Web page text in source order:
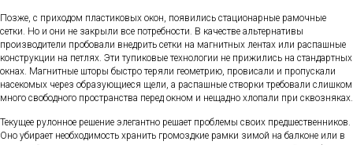
Позже, с приходом пластиковых окон, появились стационарные рамочные
сетки. Но и они не закрыли все потребности. В качестве альтернативы
производители пробовали внедрить сетки на магнитных лентах или распашные
конструкции на петлях. Эти тупиковые технологии не прижились на стандартных
окнах. Магнитные шторы быстро теряли геометрию, провисали и пропускали
насекомых через образующиеся щели, а распашные створки требовали слишком
много свободного пространства перед окном и нещадно хлопали при сквозняках.
Текущее рулонное решение элегантно решает проблемы своих предшественников.
Оно убирает необходимость хранить громоздкие рамки зимой на балконе или в